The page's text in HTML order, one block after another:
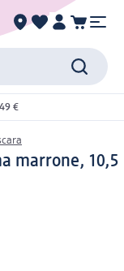
€
marrone, 10,5